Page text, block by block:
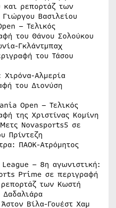
και ρεπορτάζ των
Βασιλείου
– Τελικός
του Θάνου Σολούκου
Γκλάντμπαχ
του Τάσου
Αλμερία
του Διονύση
Open – Τελικός
της Χριστίνας Κομίνη
Novasports5 σε
Πρίντεζη
ΠΑΟΚ-Ατρόμητος
– 8η αγωνιστική:
Prime σε περιγραφή
των Κωστή
Βίλα-Γουέστ Χαμ